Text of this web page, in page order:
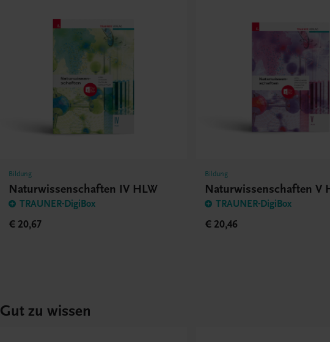
Bildung
Naturwissenschaften IV HLW
TRAUNER-DigiBox
€ 20,67
Bildung
Naturwissenschaften V
TRAUNER-DigiBox
€ 20,46
Gut zu wissen